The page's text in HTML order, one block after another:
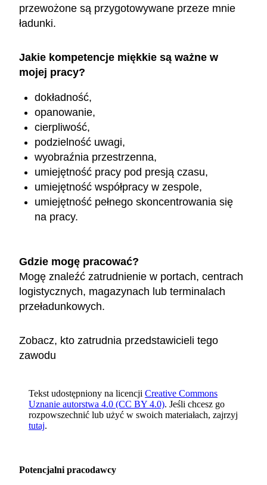
przewożone są przygotowywane przeze mnie
ładunki.
Jakie kompetencje miękkie są ważne w
mojej pracy?
dokładność,
opanowanie,
cierpliwość,
podzielność uwagi,
wyobraźnia przestrzenna,
umiejętność pracy pod presją czasu,
umiejętność współpracy w zespole,
umiejętność pełnego skoncentrowania się
na pracy.
Gdzie mogę pracować?
Mogę znaleźć zatrudnienie w portach, centrach
logistycznych, magazynach lub terminalach
przeładunkowych.
Zobacz, kto zatrudnia przedstawicieli tego
zawodu
Tekst udostępniony na licencji Creative Commons
Uznanie autorstwa 4.0 (CC BY 4.0). Jeśli chcesz go
rozpowszechnić lub użyć w swoich materiałach, zajrzyj
tutaj.
Potencjalni pracodawcy